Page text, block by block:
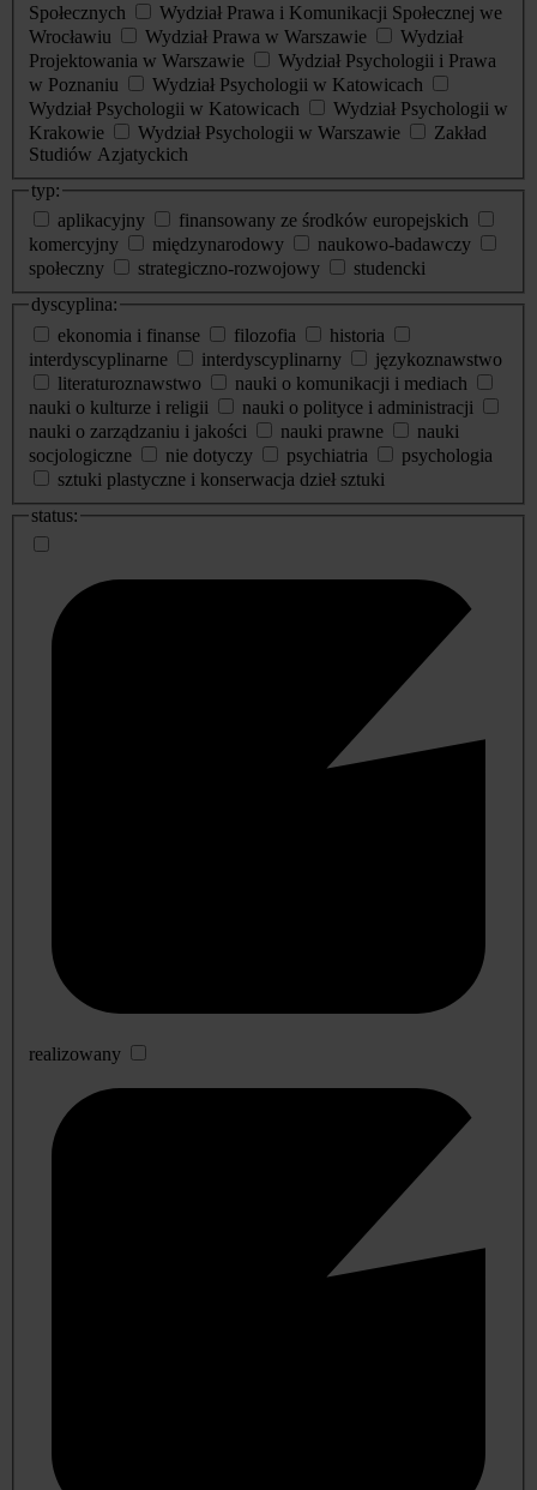
Społecznych
Wydział Prawa i Komunikacji Społecznej we
Wrocławiu
Wydział Prawa w Warszawie
Wydział
Projektowania w Warszawie
Wydział Psychologii i Prawa
w Poznaniu
Wydział Psychologii w Katowicach
Wydział Psychologii w Katowicach
Wydział Psychologii w
Krakowie
Wydział Psychologii w Warszawie
Zakład
Studiów Azjatyckich
typ:
aplikacyjny
finansowany ze środków europejskich
komercyjny
międzynarodowy
naukowo-badawczy
społeczny
strategiczno-rozwojowy
studencki
dyscyplina:
ekonomia i finanse
filozofia
historia
interdyscyplinarne
interdyscyplinarny
językoznawstwo
literaturoznawstwo
nauki o komunikacji i mediach
nauki o kulturze i religii
nauki o polityce i administracji
nauki o zarządzaniu i jakości
nauki prawne
nauki
socjologiczne
nie dotyczy psychiatria
psychologia
sztuki plastyczne i konserwacja dzieł sztuki
status:
realizowany